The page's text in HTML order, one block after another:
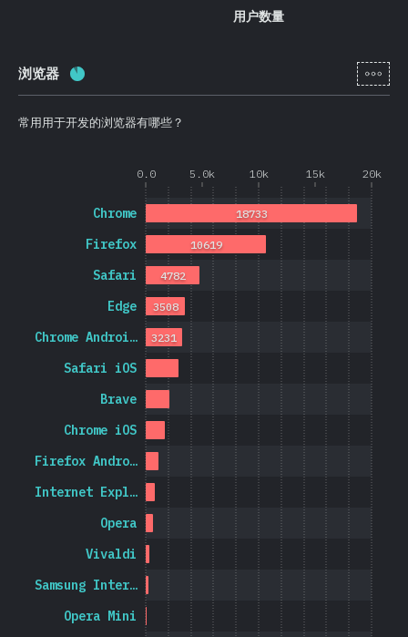
用户数量
浏览器 完成率: [zh-
常用用于开发的浏览器有哪些？
0.0 5.0k 10k 15k 20k
Opera Mini
Samsung Inter…
Vivaldi
Opera
Internet Expl…
Firefox Andro…
Chrome iOS
Brave
Safari iOS
Chrome Androi…
Edge
Safari
Firefox
Chrome
3231
3508
4782
10619
18733